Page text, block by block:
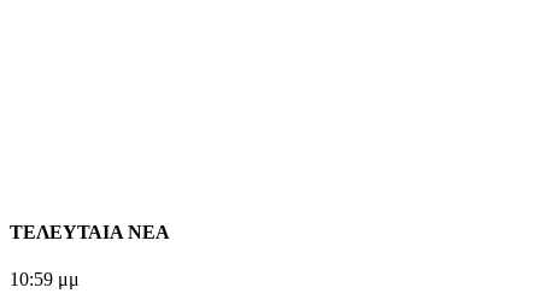
ΤΕΛΕΥΤΑΙΑ ΝΕΑ
10:59 μμ